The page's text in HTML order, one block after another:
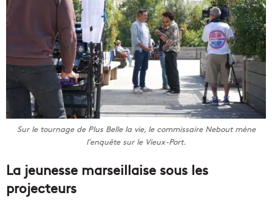
Sur le tournage de Plus Belle la vie, le commissaire Nebout mène
l’enquête sur le Vieux-Port.
La jeunesse marseillaise sous les
projecteurs